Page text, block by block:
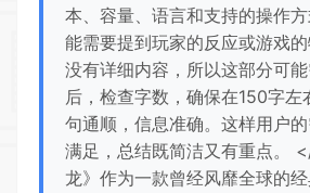
本、容量、语言和支持的操作
能需要提到玩家的反应或游戏
没有详细内容，所以这部分可
后，检查字数，确保在150字左
句通顺，信息准确。这样用户
满足，总结既简洁又有重点。
龙》作为一款曾经风靡全球的